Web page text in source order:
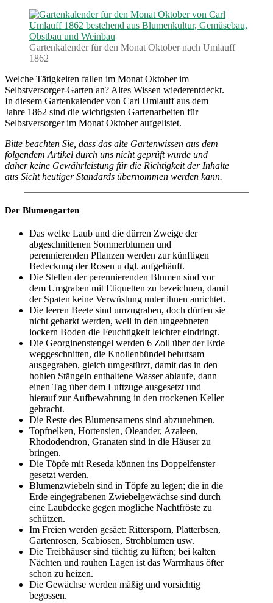
Gartenkalender für den Monat Oktober nach Umlauff
1862
Welche Tätigkeiten fallen im Monat Oktober im
Selbstversorger-Garten an? Altes Wissen wiederentdeckt.
In diesem Gartenkalender von Carl Umlauff aus dem
Jahre 1862 sind die wichtigsten Gartenarbeiten für
Selbstversorger im Monat Oktober aufgelistet.
Bitte beachten Sie, dass das alte Gartenwissen aus dem
folgendem Artikel durch uns nicht geprüft wurde und
daher keine Gewährleistung für die Richtigkeit der Inhalte
aus Sicht heutiger Standards übernommen werden kann.
Der Blumengarten
Das welke Laub und die dürren Zweige der
abgeschnittenen Sommerblumen und
perennierenden Pflanzen werden zur künftigen
Bedeckung der Rosen u dgl. aufgehäuft.
Die Stellen der perennierenden Blumen sind vor
dem Umgraben mit Etiquetten zu bezeichnen, damit
der Spaten keine Verwüstung unter ihnen anrichtet.
Die leeren Beete sind umzugraben, doch dürfen sie
nicht geharkt werden, weil in den ungeebneten
lockern Boden die Feuchtigkeit leichter eindringt.
Die Georginenstengel werden 6 Zoll über der Erde
weggeschnitten, die Knollenbündel behutsam
ausgegraben, gleich umgestürzt, damit das in den
hohlen Stängeln enthaltene Wasser ablaufe, dann
einen Tag über dem Luftzuge ausgesetzt und
hierauf zur Aufbewahrung in den trockenen Keller
gebracht.
Die Reste des Blumensamens sind abzunehmen.
Topfnelken, Hortensien, Oleander, Azaleen,
Rhododendron, Granaten sind in die Häuser zu
bringen.
Die Töpfe mit Reseda können ins Doppelfenster
gesetzt werden.
Blumenzwiebeln sind in Töpfe zu legen; die in die
Erde eingegrabenen Zwiebelgewächse sind durch
eine Laubdecke gegen mögliche Nachtfröste zu
schützen.
Im Freien werden gesäet: Rittersporn, Platterbsen,
Gartenrosen, Scabiosen, Strohblumen usw.
Die Treibhäuser sind tüchtig zu lüften; bei kalten
Nächten und rauhen Lagen ist das Warmhaus öfter
schon zu heizen.
Die Gewächse werden mäßig und vorsichtig
begossen.